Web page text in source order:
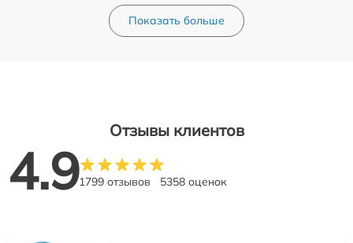
Показать больше
Отзывы клиентов
4.91799 отзывов 5358 оценок